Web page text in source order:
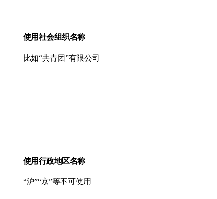
使用社会组织名称
比如“共青团”有限公司
使用行政地区名称
“沪”“京”等不可使用